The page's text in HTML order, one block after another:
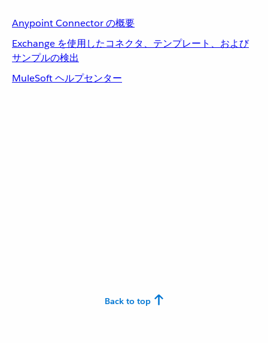
Anypoint Connector の概要
Exchange を使用したコネクタ、テンプレート、および
サンプルの検出
MuleSoft ヘルプセンター
Back to top